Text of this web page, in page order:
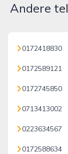
Andere
0172418830
0172589121
0172745850
0713413002
0223634567
0172588634